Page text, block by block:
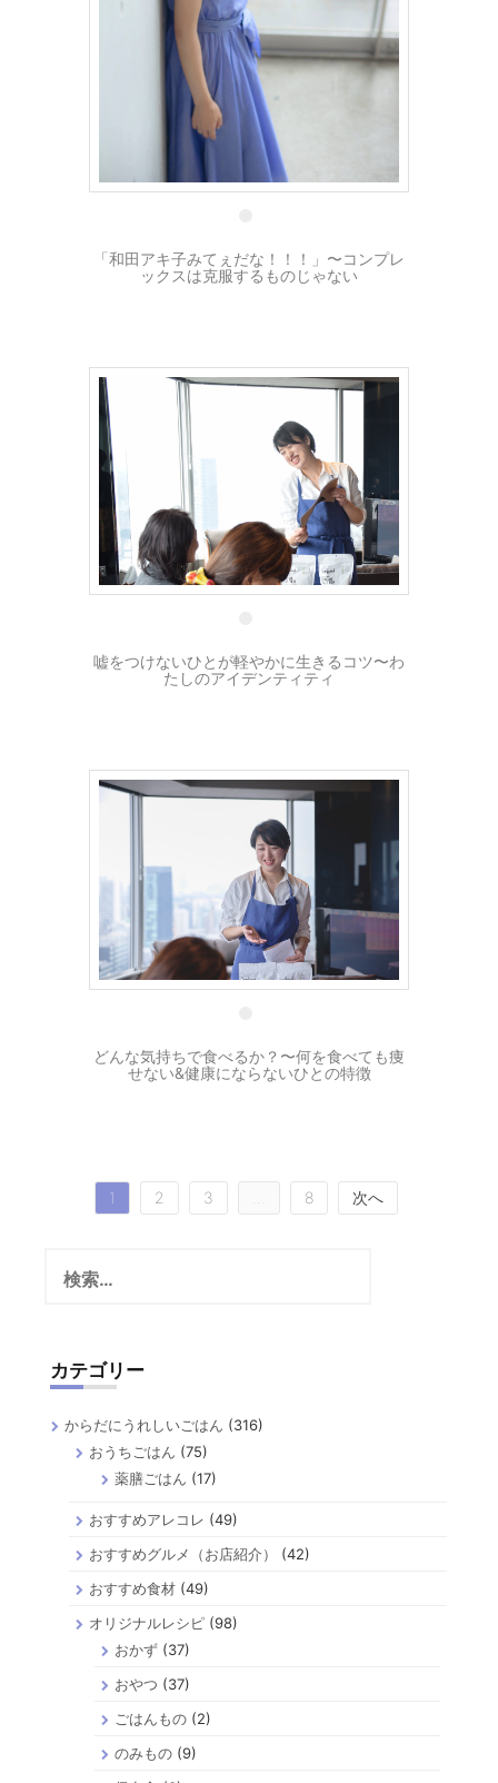
24 2月
「和田アキ子みてぇだな！！！」〜コンプレ
ックスは克服するものじゃない
17 2月
嘘をつけないひとが軽やかに生きるコツ〜わ
たしのアイデンティティ
7 2月
どんな気持ちで食べるか？〜何を食べても痩
せない&健康にならないひとの特徴
の
ジ
送
1 2 3 8 次へ
カテゴリー
からだにうれしいごはん (316)
おうちごはん (75)
薬膳ごはん (17)
おすすめアレコレ (49)
おすすめグルメ（お店紹介）
(42)
おすすめ食材 (49)
オリジナルレシピ (98)
おかず(37)
おやつ (37)
ごはんもの(2)
のみもの(9)